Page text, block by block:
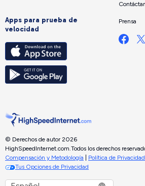
Apps para prueba de
velocidad
Prensa
© Derechos de autor 2026
HighSpeedInternet.com. Todos los derechos
Compensación y Metodología
Política de
Tus Opciones de Privacidad